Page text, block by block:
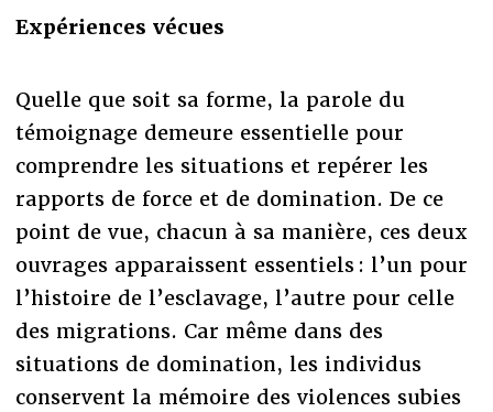
Expériences vécues
Quelle que soit sa forme, la parole du
témoignage demeure essentielle pour
comprendre les situations et repérer les
rapports de force et de domination. De ce
point de vue, chacun à sa manière, ces deux
ouvrages apparaissent essentiels : l’un pour
l’histoire de l’esclavage, l’autre pour celle
des migrations. Car même dans des
situations de domination, les individus
conservent la mémoire des violences subies